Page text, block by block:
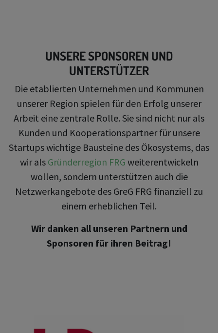
UNSERE SPONSOREN UND
UNTERSTÜTZER
Die etablierten Unternehmen und Kommunen
unserer Region spielen für den Erfolg unserer
Arbeit eine zentrale Rolle. Sie sind nicht nur als
Kunden und Kooperationspartner für unsere
Startups wichtige Bausteine des Ökosystems, das
wir als Gründerregion FRG weiterentwickeln
wollen, sondern unterstützen auch die
Netzwerkangebote des GreG FRG finanziell zu
einem erheblichen Teil.
Wir danken all unseren Partnern und
Sponsoren für ihren Beitrag!